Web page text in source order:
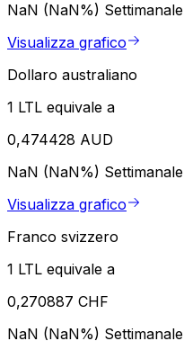
NaN (NaN%) Settimanale
Visualizza grafico
Dollaro australiano
1 LTL equivale a
0,474428 AUD
NaN (NaN%) Settimanale
Visualizza grafico
Franco svizzero
1 LTL equivale a
0,270887 CHF
NaN (NaN%) Settimanale